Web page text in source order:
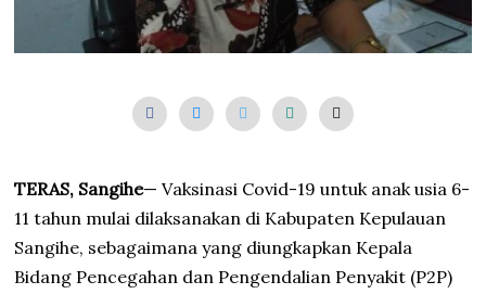
TERAS, Sangihe— Vaksinasi Covid-19 untuk anak usia 6-
11 tahun mulai dilaksanakan di Kabupaten Kepulauan
Sangihe, sebagaimana yang diungkapkan Kepala
Bidang Pencegahan dan Pengendalian Penyakit (P2P)